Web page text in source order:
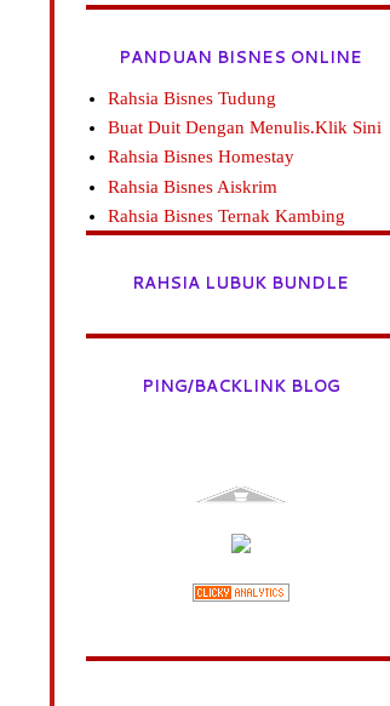
PANDUAN BISNES ONLINE
Rahsia Bisnes Tudung
Buat Duit Dengan Menulis.Klik Sini
Rahsia Bisnes Homestay
Rahsia Bisnes Aiskrim
Rahsia Bisnes Ternak Kambing
RAHSIA LUBUK BUNDLE
PING/BACKLINK BLOG